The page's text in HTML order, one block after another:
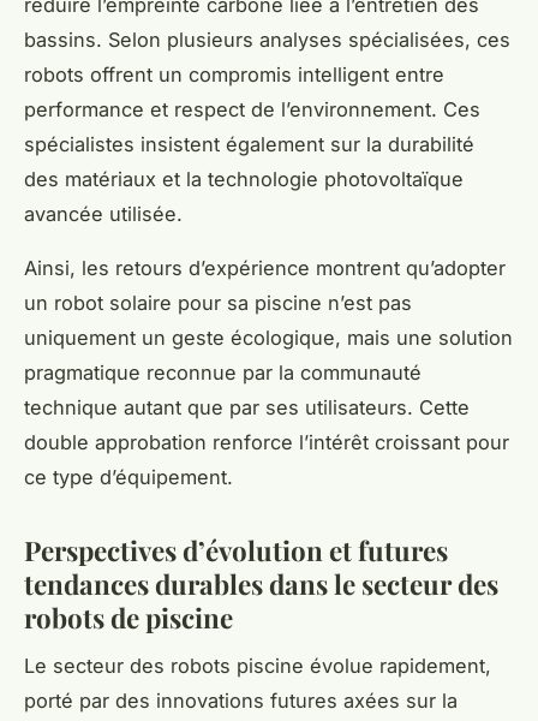
bassins. Selon plusieurs analyses spécialisées, ces
robots offrent un compromis intelligent entre
performance et respect de l’environnement. Ces
spécialistes insistent également sur la durabilité
des matériaux et la technologie photovoltaïque
avancée utilisée.
Ainsi, les retours d’expérience montrent qu’adopter
un robot solaire pour sa piscine n’est pas
uniquement un geste écologique, mais une solution
pragmatique reconnue par la communauté
technique autant que par ses utilisateurs. Cette
double approbation renforce l’intérêt croissant pour
ce type d’équipement.
Perspectives d’évolution et futures
tendances durables dans le secteur des
robots de piscine
Le secteur des robots piscine évolue rapidement,
porté par des innovations futures axées sur la